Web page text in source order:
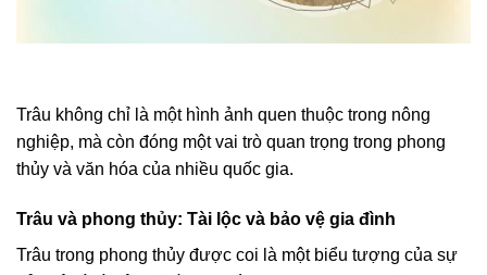
Trâu không chỉ là một hình ảnh quen thuộc trong nông
nghiệp, mà còn đóng một vai trò quan trọng trong phong
thủy và văn hóa của nhiều quốc gia.
Trâu và phong thủy: Tài lộc và bảo vệ gia đình
Trâu trong phong thủy được coi là một biểu tượng của sự